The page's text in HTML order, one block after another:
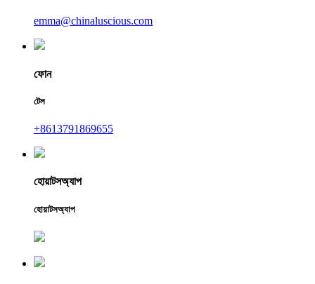
emma@chinaluscious.com
ফোন
টেল
+8613791869655
হোয়াটসঅ্যাপ
হোয়াটসঅ্যাপ